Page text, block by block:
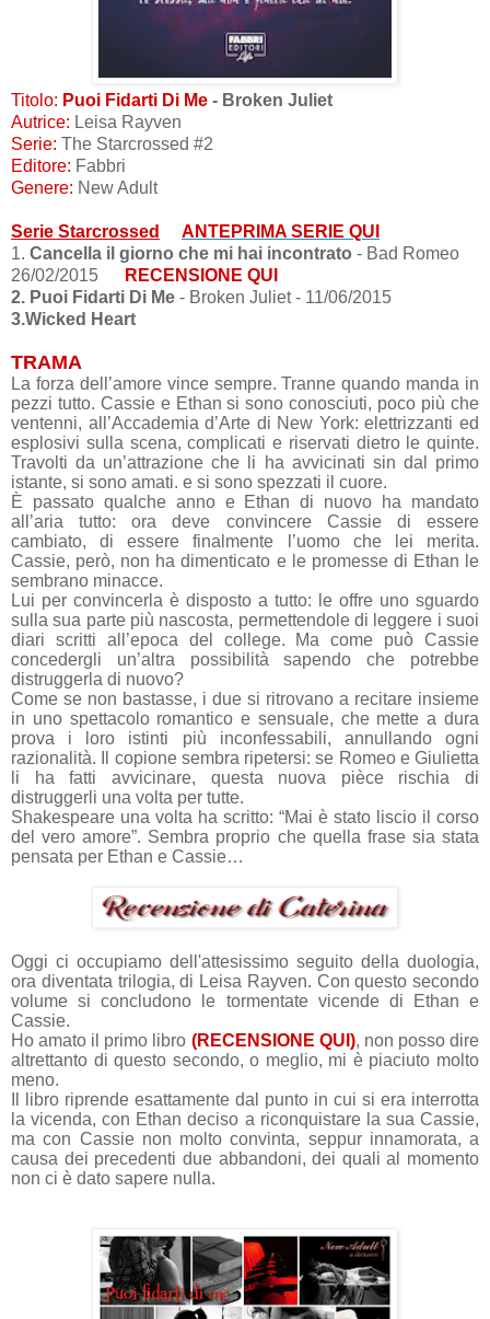
Titolo: Puoi Fidarti Di Me - Broken Juliet
Autrice: Leisa Rayven
Serie: The Starcrossed #2
Editore: Fabbri
Genere: New Adult
Serie Starcrossed
ANTEPRIMA SERIE QUI
1. Cancella il giorno che mi hai incontrato - Bad Romeo
26/02/2015
RECENSIONE QUI
2. Puoi Fidarti Di Me - Broken Juliet - 11/06/2015
3.Wicked Heart
TRAMA
La forza dell’amore vince sempre. Tranne quando manda in
pezzi tutto. Cassie e Ethan si sono conosciuti, poco più che
ventenni, all’Accademia d’Arte di New York: elettrizzanti ed
esplosivi sulla scena, complicati e riservati dietro le quinte.
Travolti da un’attrazione che li ha avvicinati sin dal primo
istante, si sono amati. e si sono spezzati il cuore.
È passato qualche anno e Ethan di nuovo ha mandato
all’aria tutto: ora deve convincere Cassie di essere
cambiato, di essere finalmente l’uomo che lei merita.
Cassie, però, non ha dimenticato e le promesse di Ethan le
sembrano minacce.
Lui per convincerla è disposto a tutto: le offre uno sguardo
sulla sua parte più nascosta, permettendole di leggere i suoi
diari scritti all’epoca del college. Ma come può Cassie
concedergli un’altra possibilità sapendo che potrebbe
distruggerla di nuovo?
Come se non bastasse, i due si ritrovano a recitare insieme
in uno spettacolo romantico e sensuale, che mette a dura
prova i loro istinti più inconfessabili, annullando ogni
razionalità. Il copione sembra ripetersi: se Romeo e Giulietta
li ha fatti avvicinare, questa nuova pièce rischia di
distruggerli una volta per tutte.
Shakespeare una volta ha scritto: “Mai è stato liscio il corso
del vero amore”. Sembra proprio che quella frase sia stata
pensata per Ethan e Cassie…
Oggi ci occupiamo dell'attesissimo seguito della duologia,
ora diventata trilogia, di Leisa Rayven. Con questo secondo
volume si concludono le tormentate vicende di Ethan e
Cassie.
Ho amato il primo libro (RECENSIONE QUI ), non posso dire
altrettanto di questo secondo, o meglio, mi è piaciuto molto
meno.
Il libro riprende esattamente dal punto in cui si era interrotta
la vicenda, con Ethan deciso a riconquistare la sua Cassie,
ma con Cassie non molto convinta, seppur innamorata, a
causa dei precedenti due abbandoni, dei quali al momento
non ci è dato sapere nulla.